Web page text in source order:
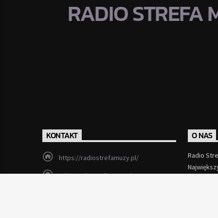
RADIO STREFA
KONTAKT
https://radiostrefamuzy.pl/
miki@radiostrefamuzy.pl
O NAS
Radio